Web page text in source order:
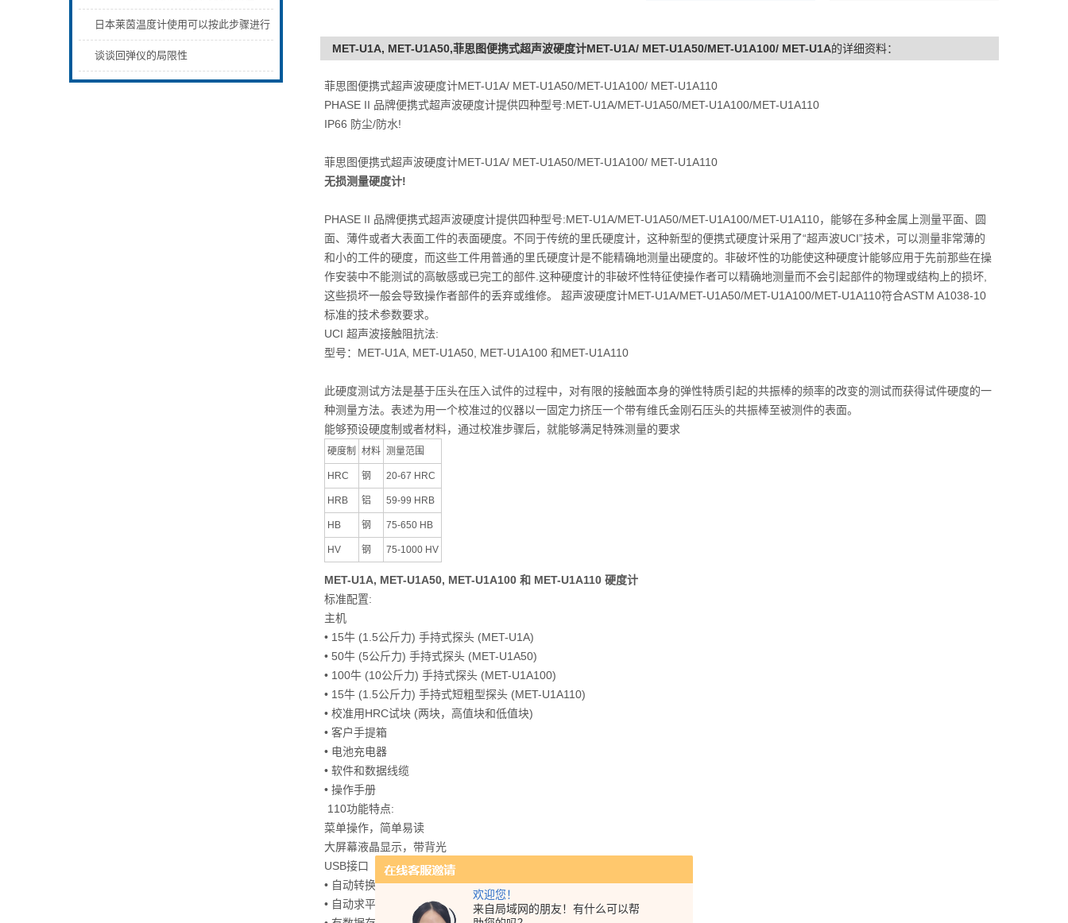
欢迎您！
来自局域网的朋友！有什么可以帮
日本莱茵温度计使用可以按此步骤进行
谈谈回弹仪的局限性
MET-U1A, MET-U1A50,菲思图便携式超声波硬度计MET-U1A/ MET-U1A50/MET-U1A100/ MET-U1A的详细资料：
菲思图便携式超声波硬度计MET-U1A/ MET-U1A50/MET-U1A100/ MET-U1A110
PHASE II 品牌便携式超声波硬度计提供四种型号:MET-U1A/MET-U1A50/MET-U1A100/MET-U1A110
IP66 防尘/防水!
菲思图便携式超声波硬度计MET-U1A/ MET-U1A50/MET-U1A100/ MET-U1A110
无损测量硬度计!
PHASE II 品牌便携式超声波硬度计提供四种型号:MET-U1A/MET-U1A50/MET-U1A100/MET-U1A110，能够在多种金属上测量平面、圆
面、薄件或者大表面工件的表面硬度。不同于传统的里氏硬度计，这种新型的便携式硬度计采用了“超声波UCI”技术，可以测量非常薄的
和小的工件的硬度，而这些工件用普通的里氏硬度计是不能精确地测量出硬度的。非破坏性的功能使这种硬度计能够应用于先前那些在操
作安装中不能测试的高敏感或已完工的部件.这种硬度计的非破坏性特征使操作者可以精确地测量而不会引起部件的物理或结构上的损坏,
这些损坏一般会导致操作者部件的丢弃或维修。 超声波硬度计MET-U1A/MET-U1A50/MET-U1A100/MET-U1A110符合ASTM A1038-10
标准的技术参数要求。
UCI 超声波接触阻抗法:
型号：MET-U1A, MET-U1A50, MET-U1A100 和MET-U1A110
此硬度测试方法是基于压头在压入试件的过程中，对有限的接触面本身的弹性特质引起的共振棒的频率的改变的测试而获得试件硬度的一
种测量方法。表述为用一个校准过的仪器以一固定力挤压一个带有维氏金刚石压头的共振棒至被测件的表面。
能够预设硬度制或者材料，通过校准步骤后，就能够满足特殊测量的要求
硬度制 材料 测量范围
HRC 钢 20-67 HRC
HRB 铝 59-99 HRB
HB 钢 75-650 HB
HV 钢 75-1000 HV
MET-U1A, MET-U1A50, MET-U1A100 和 MET-U1A110 硬度计
标准配置:
主机
• 15牛 (1.5公斤力) 手持式探头 (MET-U1A)
• 50牛 (5公斤力) 手持式探头 (MET-U1A50)
• 100牛 (10公斤力) 手持式探头 (MET-U1A100)
• 15牛 (1.5公斤力) 手持式短粗型探头 (MET-U1A110)
• 校准用HRC试块 (两块，高值块和低值块)
• 客户手提箱
• 电池充电器
• 软件和数据线缆
• 操作手册
110功能特点:
菜单操作，简单易读
大屏幕液晶显示，带背光
USB接口
• 自动转换：HRC, HRB, HB, HV
• 自动求平均值